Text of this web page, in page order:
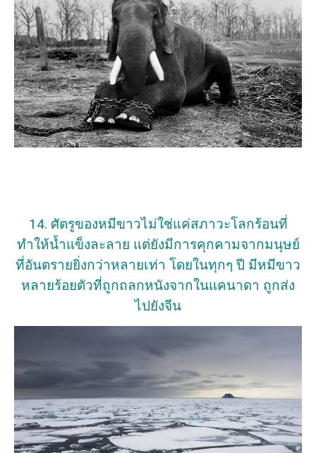
14. ศัตรูของหมีขาวไม่ใช่แค่สภาวะโลกร้อนที่
ทำให้น้ำแข็งละลาย แต่ยังมีการคุกคามจากมนุษย์
ที่อันตรายยิ่งกว่าหลายเท่า โดยในทุกๆ ปี มีหมีขาว
หลายร้อยตัวที่ถูกถลกหนังจากในแคนาดา ถูกส่ง
ไปยังจีน